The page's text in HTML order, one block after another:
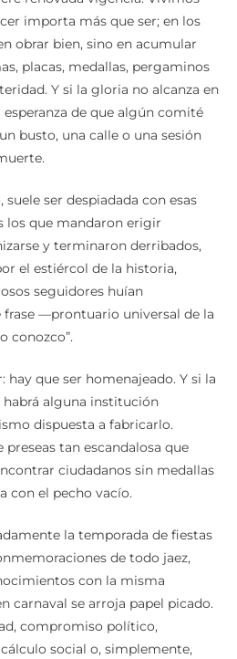
importa más que ser; en los
obrar bien, sino en acumular
placas, medallas, pergaminos
Y si la gloria no alcanza en
de que algún comité
busto, una calle o una sesión
ser despiadada con esas
los que mandaron erigir
y terminaron derribados,
el estiércol de la historia,
seguidores huían
frase —prontuario universal de la
conozco”.
hay que ser homenajeado. Y si la
alguna institución
dispuesta a fabricarlo.
tan escandalosa que
ciudadanos sin medallas
con el pecho vacío.
la temporada de fiestas
de todo jaez,
con la misma
carnaval se arroja papel picado.
compromiso político,
social o, simplemente,